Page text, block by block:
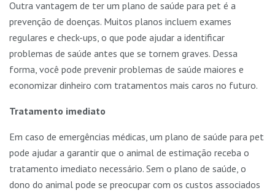
Outra vantagem de ter um plano de saúde para pet é a
prevenção de doenças. Muitos planos incluem exames
regulares e check-ups, o que pode ajudar a identificar
problemas de saúde antes que se tornem graves. Dessa
forma, você pode prevenir problemas de saúde maiores e
economizar dinheiro com tratamentos mais caros no futuro.
Tratamento imediato
Em caso de emergências médicas, um plano de saúde para pet
pode ajudar a garantir que o animal de estimação receba o
tratamento imediato necessário. Sem o plano de saúde, o
dono do animal pode se preocupar com os custos associados